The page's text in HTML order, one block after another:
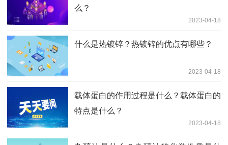
么？
2023-04-18
什么是热镀锌？热镀锌的优点有哪些？
2023-04-18
载体蛋白的作用过程是什么？载体蛋白的
特点是什么？
2023-04-18